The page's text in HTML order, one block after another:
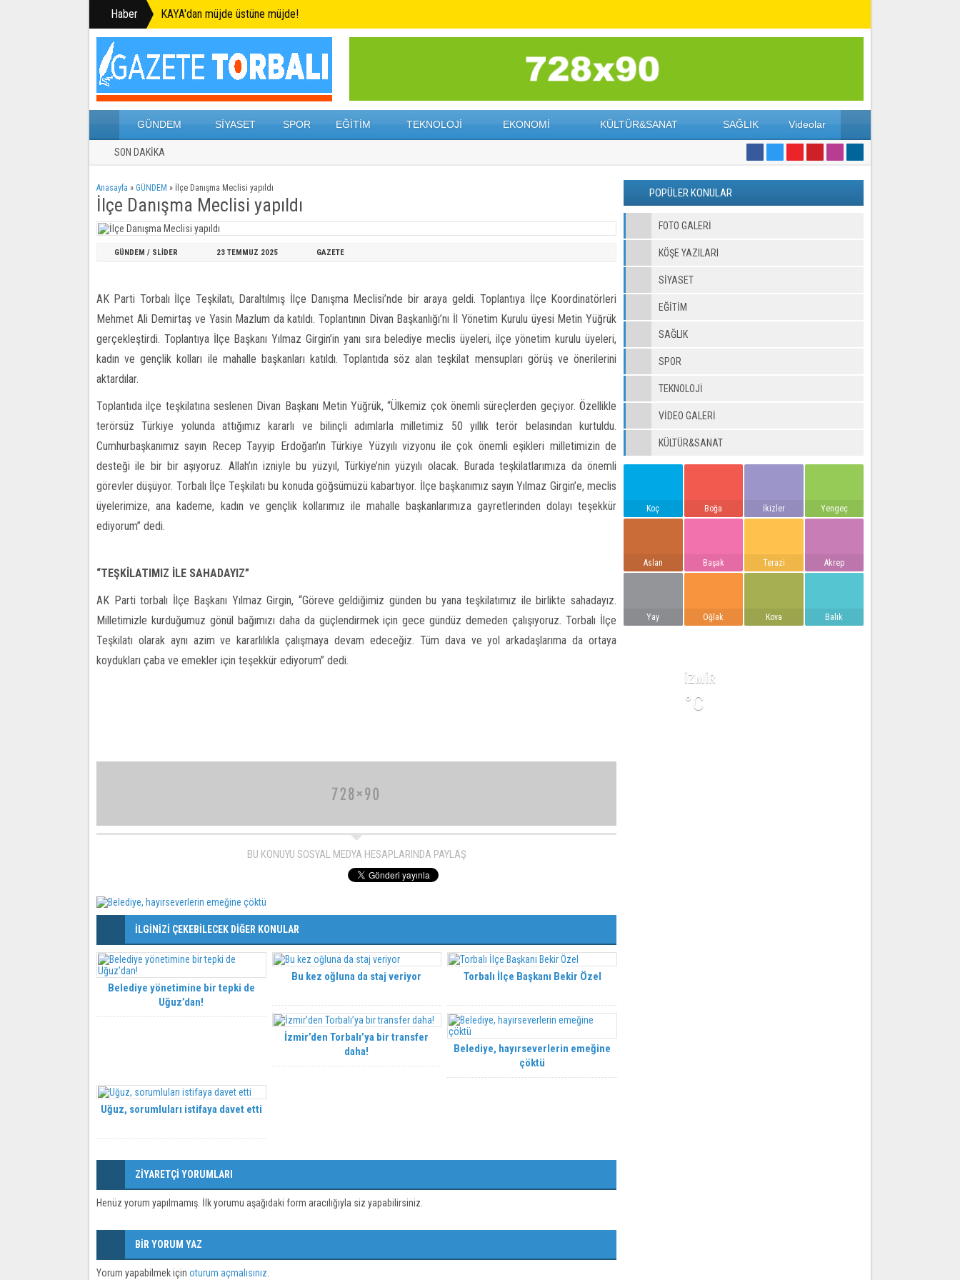
Haber KAYA'dan müjde üstüne müjde!
GÜNDEM SİYASET SPOR EĞİTİM TEKNOLOJİ EKONOMİ KÜLTÜR&SANAT SAĞLIK Videolar
SON DAKİKA
Anasayfa » GÜNDEM » İlçe Danışma Meclisi yapıldı
İlçe Danışma Meclisi yapıldı
GÜNDEM / SLİDER 23 TEMMUZ 2025 GAZETE
AK Parti Torbalı İlçe Teşkilatı, Daraltılmış İlçe Danışma Meclisi’nde bir araya geldi. Toplantıya İlçe Koordinatörleri
Mehmet Ali Demirtaş ve Yasin Mazlum da katıldı. Toplantının Divan Başkanlığı’nı İl Yönetim Kurulu üyesi Metin Yüğrük
gerçekleştirdi. Toplantıya İlçe Başkanı Yılmaz Girgin’in yanı sıra belediye meclis üyeleri, ilçe yönetim kurulu üyeleri,
kadın ve gençlik kolları ile mahalle başkanları katıldı. Toplantıda söz alan teşkilat mensupları görüş ve önerilerini
aktardılar.
Toplantıda ilçe teşkilatına seslenen Divan Başkanı Metin Yüğrük, “Ülkemiz çok önemli süreçlerden geçiyor. Özellikle
terörsüz Türkiye yolunda attığımız kararlı ve bilinçli adımlarla milletimiz 50 yıllık terör belasından kurtuldu.
Cumhurbaşkanımız sayın Recep Tayyip Erdoğan’ın Türkiye Yüzyılı vizyonu ile çok önemli eşikleri milletimizin de
desteği ile bir bir aşıyoruz. Allah’ın izniyle bu yüzyıl, Türkiye’nin yüzyılı olacak. Burada teşkilatlarımıza da önemli
görevler düşüyor. Torbalı İlçe Teşkilatı bu konuda göğsümüzü kabartıyor. İlçe başkanımız sayın Yılmaz Girgin’e, meclis
üyelerimize, ana kademe, kadın ve gençlik kollarımız ile mahalle başkanlarımıza gayretlerinden dolayı teşekkür
ediyorum” dedi.
“TEŞKİLATIMIZ İLE SAHADAYIZ”
AK Parti torbalı İlçe Başkanı Yılmaz Girgin, “Göreve geldiğimiz günden bu yana teşkilatımız ile birlikte sahadayız.
Milletimizle kurduğumuz gönül bağımızı daha da güçlendirmek için gece gündüz demeden çalışıyoruz. Torbalı İlçe
Teşkilatı olarak aynı azim ve kararlılıkla çalışmaya devam edeceğiz. Tüm dava ve yol arkadaşlarıma da ortaya
koydukları çaba ve emekler için teşekkür ediyorum” dedi.
BU KONUYU SOSYAL MEDYA HESAPLARINDA PAYLAŞ
İLGİNİZİ ÇEKEBİLECEK DİĞER KONULAR
Belediye yönetimine bir tepki de
Uğuz’dan!
Bu kez oğluna da staj veriyor Torbalı İlçe Başkanı Bekir Özel
İzmir’den Torbalı’ya bir transfer
daha!
Belediye, hayırseverlerin emeğine
çöktü
Uğuz, sorumluları istifaya davet etti
ZİYARETÇİ YORUMLARI
Henüz yorum yapılmamış. İlk yorumu aşağıdaki form aracılığıyla siz yapabilirsiniz.
BİR YORUM YAZ
Yorum yapabilmek için oturum açmalısınız
POPÜLER KONULAR
FOTO GALERI
KÖŞE YAZILARI
SİYASET
EĞİTİM
SAĞLIK
SPOR
TEKNOLOJİ
VIDEO GALERI
KÜLTÜR&SANAT
Koç Boğa İkizler Yengeç
Aslan Başak Terazi Akrep
Yay Oğlak Kova Balık
İZMİR
°C